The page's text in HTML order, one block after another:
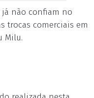
já não confiam no
trocas comerciais em
Milu.